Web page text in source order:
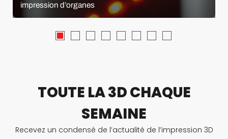
impression d’organes
TOUTE LA 3D CHAQUE
SEMAINE
Recevez un condensé de l’actualité de l’impression 3D